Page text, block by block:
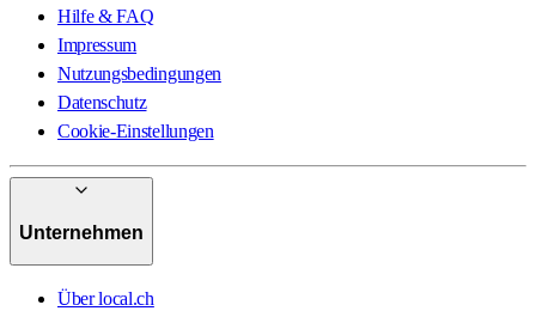
Hilfe & FAQ
Impressum
Nutzungsbedingungen
Datenschutz
Cookie-Einstellungen
Unternehmen
Über local.ch